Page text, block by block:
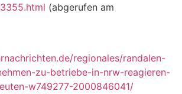
(abgerufen am
regionales/randalen-
zu-betriebe-in-nrw-reagieren-
w749277-2000846041/